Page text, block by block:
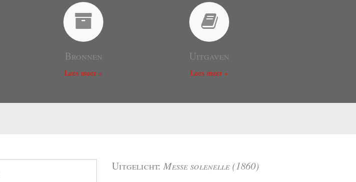
Bronnen
Lees meer »
Uitgaven
Lees meer »
Uitgelicht: Messe solenelle (1860)